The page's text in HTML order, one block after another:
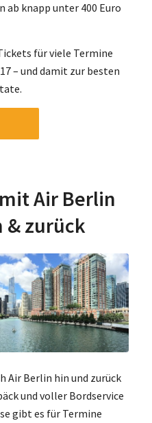
knapp unter 400 Euro
für viele Termine
– und damit zur besten
Air Berlin
& zurück
Air Berlin hin und zurück
und voller Bordservice
gibt es für Termine